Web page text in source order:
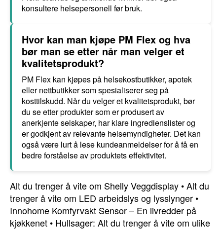
konsultere helsepersonell før bruk.
Hvor kan man kjøpe PM Flex og hva
bør man se etter når man velger et
kvalitetsprodukt?
PM Flex kan kjøpes på helsekostbutikker, apotek
eller nettbutikker som spesialiserer seg på
kosttilskudd. Når du velger et kvalitetsprodukt, bør
du se etter produkter som er produsert av
anerkjente selskaper, har klare ingredienslister og
er godkjent av relevante helsemyndigheter. Det kan
også være lurt å lese kundeanmeldelser for å få en
bedre forståelse av produktets effektivitet.
Alt du trenger å vite om Shelly Veggdisplay •Alt du
trenger å vite om LED arbeidslys og lysslynger •
Innohome Komfyrvakt Sensor – En livredder på
kjøkkenet • Hullsager: Alt du trenger å vite om ulike